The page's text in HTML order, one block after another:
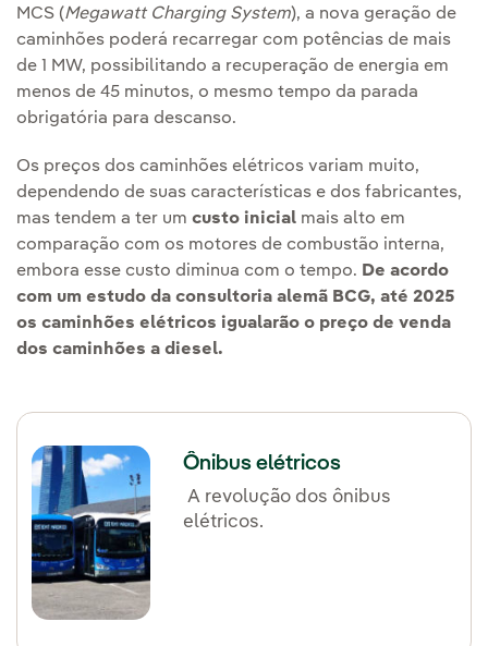
MCS (Megawatt Charging System), a nova geração de
caminhões poderá recarregar com potências de mais
de 1 MW, possibilitando a recuperação de energia em
menos de 45 minutos, o mesmo tempo da parada
obrigatória para descanso.
Os preços dos caminhões elétricos variam muito,
dependendo de suas características e dos fabricantes,
mas tendem a ter um custo inicial mais alto em
comparação com os motores de combustão interna,
embora esse custo diminua com o tempo. De acordo
com um estudo da consultoria alemã BCG, até 2025
os caminhões elétricos igualarão o preço de venda
dos caminhões a diesel.
Ônibus elétricos
A revolução dos ônibus
elétricos.